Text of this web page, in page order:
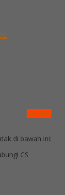
via SMS
di bawah ini:
CS